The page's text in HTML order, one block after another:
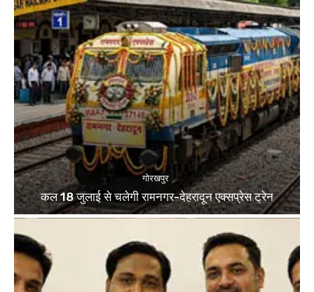
गोरखपुर
कल 18 जुलाई से चलेगी रामनगर-देहरादून एक्सप्रेस ट्रेन